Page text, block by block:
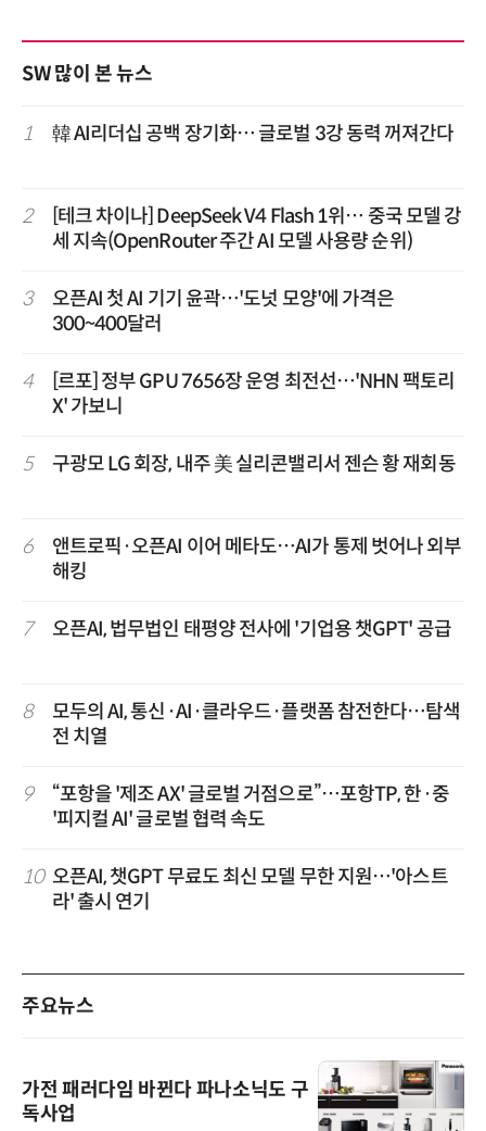
SW 많이 본 뉴스
1 韓 AI리더십 공백 장기화… 글로벌 3강 동력 꺼져간다
2
[테크 차이나] DeepSeek V4 Flash 1위… 중국 모델 강
세 지속(OpenRouter 주간 AI 모델 사용량 순위)
3
오픈AI 첫 AI 기기 윤곽…'도넛 모양'에 가격은
300~400달러
4
[르포] 정부 GPU 7656장 운영 최전선…'NHN 팩토리
X' 가보니
5 구광모 LG 회장, 내주 美 실리콘밸리서 젠슨 황 재회동
6
앤트로픽·오픈AI 이어 메타도…AI가 통제 벗어나 외부
해킹
7 오픈AI, 법무법인 태평양 전사에 '기업용 챗GPT' 공급
8
모두의 AI, 통신·AI·클라우드·플랫폼 참전한다…탐색
전 치열
9
“포항을 '제조 AX' 글로벌 거점으로”…포항TP, 한·중
'피지컬 AI' 글로벌 협력 속도
10 오픈AI, 챗GPT 무료도 최신 모델 무한 지원…'아스트
라' 출시 연기
주요뉴스
가전 패러다임 바뀐다 파나소닉도 구
독사업